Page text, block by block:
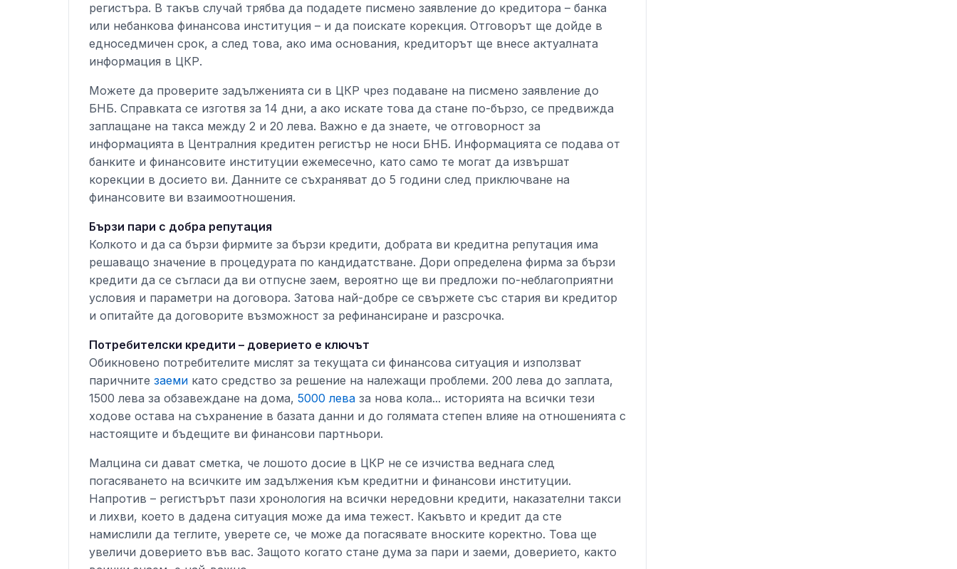
регистъра. В такъв случай трябва да подадете писмено заявление до кредитора – банка
или небанкова финансова институция – и да поискате корекция. Отговорът ще дойде в
едноседмичен срок, а след това, ако има основания, кредиторът ще внесе актуалната
информация в ЦКР.
Можете да проверите задълженията си в ЦКР чрез подаване на писмено заявление до
БНБ. Справката се изготвя за 14 дни, а ако искате това да стане по-бързо, се предвижда
заплащане на такса между 2 и 20 лева. Важно е да знаете, че отговорност за
информацията в Централния кредитен регистър не носи БНБ. Информацията се подава от
банките и финансовите институции ежемесечно, като само те могат да извършат
корекции в досието ви. Данните се съхраняват до 5 години след приключване на
финансовите ви взаимоотношения.
Бързи пари с добра репутация
Колкото и да са бързи фирмите за бързи кредити, добрата ви кредитна репутация има
решаващо значение в процедурата по кандидатстване. Дори определена фирма за бързи
кредити да се съгласи да ви отпусне заем, вероятно ще ви предложи по-неблагоприятни
условия и параметри на договора. Затова най-добре се свържете със стария ви кредитор
и опитайте да договорите възможност за рефинансиране и разсрочка.
Потребителски кредити – доверието е ключът
Обикновено потребителите мислят за текущата си финансова ситуация и използват
паричните заеми като средство за решение на належащи проблеми. 200 лева до заплата,
1500 лева за обзавеждане на дома, 5000 лева за нова кола... историята на всички тези
ходове остава на съхранение в базата данни и до голямата степен влияе на отношенията с
настоящите и бъдещите ви финансови партньори.
Малцина си дават сметка, че лошото досие в ЦКР не се изчиства веднага след
погасяването на всичките им задължения към кредитни и финансови институции.
Напротив – регистърът пази хронология на всички нередовни кредити, наказателни такси
и лихви, което в дадена ситуация може да има тежест. Какъвто и кредит да сте
намислили да теглите, уверете се, че може да погасявате вноските коректно. Това ще
увеличи доверието във вас. Защото когато стане дума за пари и заеми, доверието, както